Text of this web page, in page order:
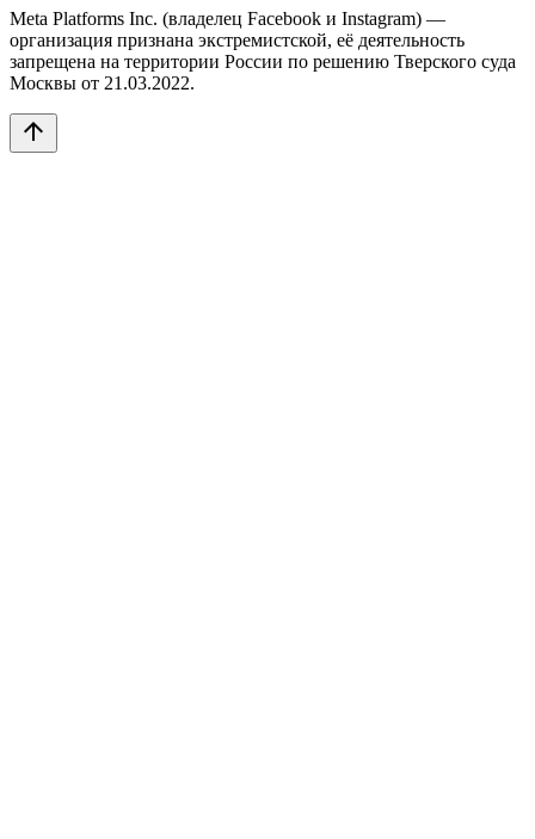
Meta Platforms Inc. (владелец Facebook и Instagram) —
организация признана экстремистской, её деятельность
запрещена на территории России по решению Тверского суда
Москвы от 21.03.2022.
arrow_upward